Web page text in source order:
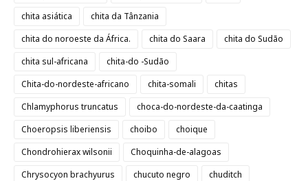
chita asiática
chita da Tânzania
chita do noroeste da África.
chita do Saara
chita do Sudão
chita sul-africana
chita-do -Sudão
Chita-do-nordeste-africano
chita-somali
chitas
Chlamyphorus truncatus
choca-do-nordeste-da-caatinga
Choeropsis liberiensis
choibo
choique
Chondrohierax wilsonii
Choquinha-de-alagoas
Chrysocyon brachyurus
chucuto negro
chuditch